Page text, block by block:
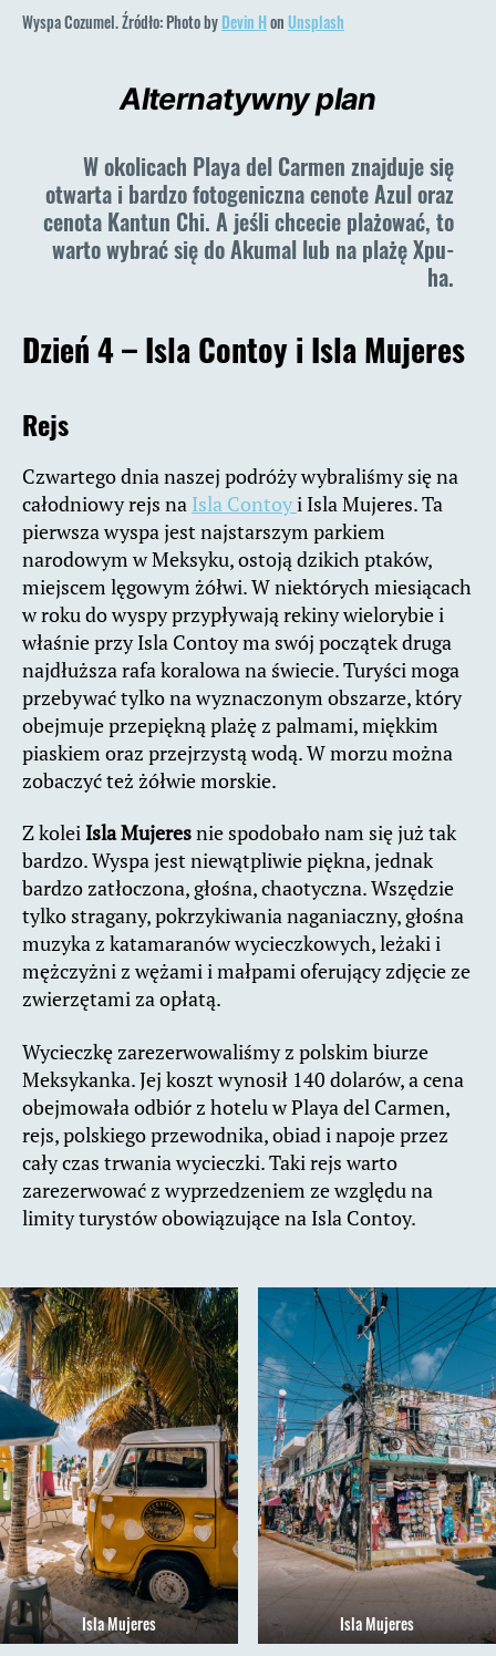
Wyspa Cozumel. Źródło: Photo byDevin HonUnsplash
Alternatywny plan
W okolicach Playa del Carmen znajduje się
otwarta i bardzo fotogeniczna cenote Azul oraz
cenota Kantun Chi. A jeśli chcecie plażować, to
warto wybrać się do Akumal lub na plażę Xpu-
ha.
Dzień 4 – Isla Contoy i Isla Mujeres
Rejs
Czwartego dnia naszej podróży wybraliśmy się na
całodniowy rejs na Isla Contoyi Isla Mujeres. Ta
pierwsza wyspa jest najstarszym parkiem
narodowym w Meksyku, ostoją dzikich ptaków,
miejscem lęgowym żółwi. W niektórych miesiącach
w roku do wyspy przypływają rekiny wielorybie i
właśnie przy Isla Contoy ma swój początek druga
najdłuższa rafa koralowa na świecie. Turyści moga
przebywać tylko na wyznaczonym obszarze, który
obejmuje przepiękną plażę z palmami, miękkim
piaskiem oraz przejrzystą wodą. W morzu można
zobaczyć też żółwie morskie.
Z koleiIsla Mujeresnie spodobało nam się już tak
bardzo. Wyspa jest niewątpliwie piękna, jednak
bardzo zatłoczona, głośna, chaotyczna. Wszędzie
tylko stragany, pokrzykiwania naganiaczny, głośna
muzyka z katamaranów wycieczkowych, leżaki i
mężczyżni z wężami i małpami oferujący zdjęcie ze
zwierzętami za opłatą.
Wycieczkę zarezerwowaliśmy z polskim biurze
Meksykanka. Jej koszt wynosił 140 dolarów, a cena
obejmowała odbiór z hotelu w Playa del Carmen,
rejs, polskiego przewodnika, obiad i napoje przez
cały czas trwania wycieczki. Taki rejs warto
zarezerwować z wyprzedzeniem ze względu na
limity turystów obowiązujące na Isla Contoy.
Isla Mujeres Isla Mujeres